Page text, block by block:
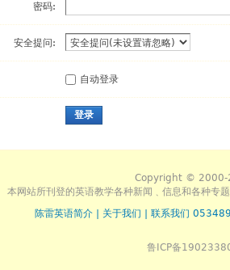
密码:
安全提问:
自动登录
登录
Copyright © 2000-
本网站所刊登的英语教学各种新闻﹑信息和各种专
陈雷英语简介
关于我们 联系我们
鲁ICP备